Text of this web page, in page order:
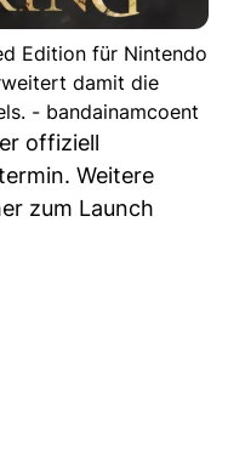
Edition für Nintendo
damit die
- bandainamcoent
offiziell
Weitere
zum Launch